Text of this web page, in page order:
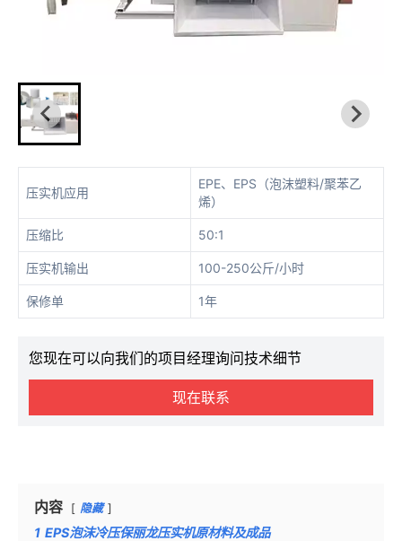
压实机应用
EPE、EPS（泡沫塑料/聚苯乙
烯）
压缩比 50:1
压实机输出 100-250公斤/小时
保修单 1年
您现在可以向我们的项目经理询问技术细节
现在联系
内容 隐藏
1 EPS泡沫冷压保丽龙压实机原材料及成品